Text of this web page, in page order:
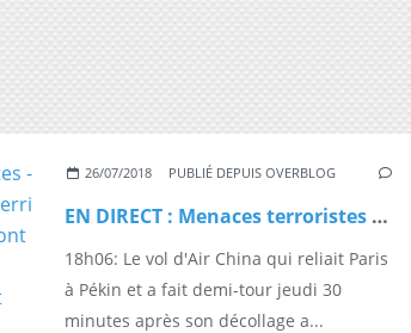
26/07/2018 PUBLIÉ DEPUIS OVERBLOG
EN DIRECT : Menaces terroristes - Air China précise que le vol a atterri à Roissy et que les passagers "sont sains et saufs" - Les autorités françaises annoncent qu'il s'agit d'une fausse alerte
18h06: Le vol d'Air China qui reliait Paris
à Pékin et a fait demi-tour jeudi 30
minutes après son décollage a...